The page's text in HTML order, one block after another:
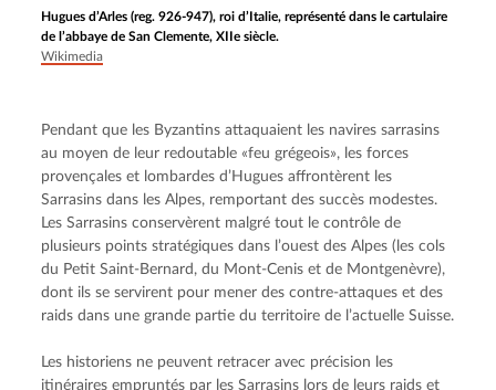
Hugues d’Arles (reg. 926-947), roi d’Italie, représenté dans le cartulaire
de l’abbaye de San Clemente, XIIe siècle.
Wikimedia
Pendant que les Byzantins attaquaient les navires sarrasins
au moyen de leur redoutable «feu grégeois», les forces
provençales et lombardes d’Hugues affrontèrent les
Sarrasins dans les Alpes, remportant des succès modestes.
Les Sarrasins conservèrent malgré tout le contrôle de
plusieurs points stratégiques dans l’ouest des Alpes (les cols
du Petit Saint-Bernard, du Mont-Cenis et de Montgenèvre),
dont ils se servirent pour mener des contre-attaques et des
raids dans une grande partie du territoire de l’actuelle Suisse.
Les historiens ne peuvent retracer avec précision les
itinéraires empruntés par les Sarrasins lors de leurs raids et